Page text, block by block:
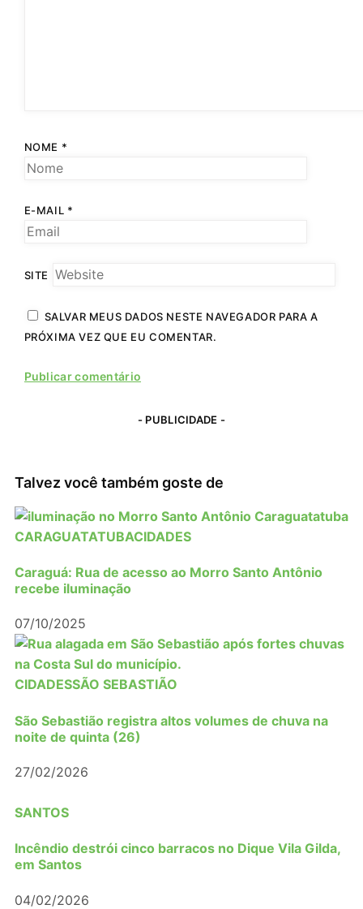
NOME *
E-MAIL *
SITE
SALVAR MEUS DADOS NESTE NAVEGADOR PARA A
PRÓXIMA VEZ QUE EU COMENTAR.
- PUBLICIDADE -
Talvez você também goste de
CARAGUATATUBACIDADES
Caraguá: Rua de acesso ao Morro Santo Antônio
recebe iluminação
07/10/2025
CIDADESSÃO SEBASTIÃO
São Sebastião registra altos volumes de chuva na
noite de quinta (26)
27/02/2026
SANTOS
Incêndio destrói cinco barracos no Dique Vila Gilda,
em Santos
04/02/2026